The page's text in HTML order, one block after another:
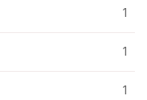
1
1
1